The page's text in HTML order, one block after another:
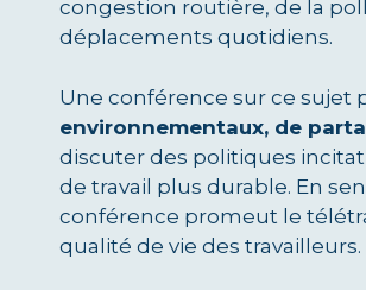
congestion routière, de la
déplacements quotidiens.
Une conférence sur ce sujet
environnementaux, de
discuter des politiques
de travail plus durable. En
conférence promeut le
qualité de vie des travailleurs.